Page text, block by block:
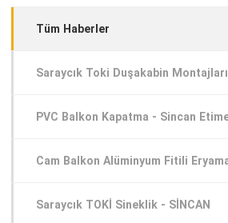
Tüm Haberler
Saraycık Toki Duşakabin
PVC Balkon Kapatma - Sincan
Cam Balkon Alüminyum Fitili
Saraycık TOKİ Sineklik - SİNCAN